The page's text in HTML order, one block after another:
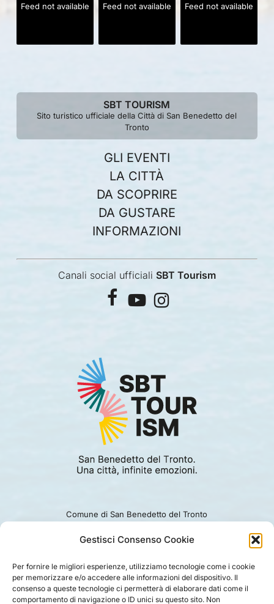
Gestisci Consenso Cookie
Per fornire le migliori esperienze, utilizziamo tecnologie come i cookie
per memorizzare e/o accedere alle informazioni del dispositivo. Il
consenso a queste tecnologie ci permetterà di elaborare dati come il
comportamento di navigazione o ID unici su questo sito. Non
Feed not available Feed not available Feed not available
SBT TOURISM
Sito turistico ufficiale della Città di San Benedetto del
Tronto
GLI EVENTI
LA CITTÀ
DA SCOPRIRE
DA GUSTARE
INFORMAZIONI
Canali social ufficiali SBT Tourism
facebook
youtubeinstagram
Comune di San Benedetto del Tronto
Ufficio turismo: 0735.794229
PRIVACY |COOKIE | LEGAL |DISCLAIMER